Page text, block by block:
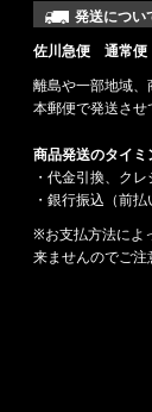
発送につい
佐川急便 通常便
離島や一部地域
本郵便で発送させ
商品発送のタイミ
・代金引換、ク
・銀行振込（前
※お支払方法によ
来ませんのでご注